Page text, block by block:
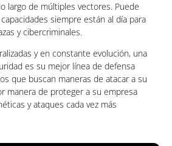
largo de múltiples vectores. Puede
siempre están al día para
y cibercriminales.
y en constante evolución, una
es su mejor línea de defensa
que buscan maneras de atacar a su
manera de proteger a su empresa
y ataques cada vez más